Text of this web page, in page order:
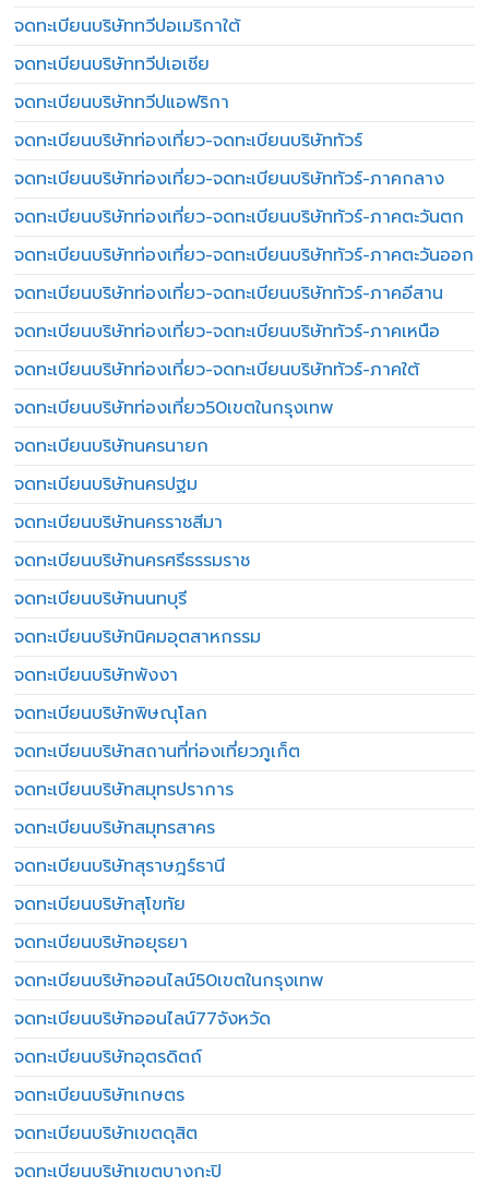
จดทะเบียนบริษัททวีปอเมริกาใต้
จดทะเบียนบริษัททวีปเอเชีย
จดทะเบียนบริษัททวีปแอฟริกา
จดทะเบียนบริษัทท่องเที่ยว-จดทะเบียนบริษัททัวร์
จดทะเบียนบริษัทท่องเที่ยว-จดทะเบียนบริษัททัวร์-ภาคกลาง
จดทะเบียนบริษัทท่องเที่ยว-จดทะเบียนบริษัททัวร์-ภาคตะวันตก
จดทะเบียนบริษัทท่องเที่ยว-จดทะเบียนบริษัททัวร์-ภาคตะวันออก
จดทะเบียนบริษัทท่องเที่ยว-จดทะเบียนบริษัททัวร์-ภาคอีสาน
จดทะเบียนบริษัทท่องเที่ยว-จดทะเบียนบริษัททัวร์-ภาคเหนือ
จดทะเบียนบริษัทท่องเที่ยว-จดทะเบียนบริษัททัวร์-ภาคใต้
จดทะเบียนบริษัทท่องเที่ยว50เขตในกรุงเทพ
จดทะเบียนบริษัทนครนายก
จดทะเบียนบริษัทนครปฐม
จดทะเบียนบริษัทนครราชสีมา
จดทะเบียนบริษัทนครศรีธรรมราช
จดทะเบียนบริษัทนนทบุรี
จดทะเบียนบริษัทนิคมอุตสาหกรรม
จดทะเบียนบริษัทพังงา
จดทะเบียนบริษัทพิษณุโลก
จดทะเบียนบริษัทสถานที่ท่องเที่ยวภูเก็ต
จดทะเบียนบริษัทสมุทรปราการ
จดทะเบียนบริษัทสมุทรสาคร
จดทะเบียนบริษัทสุราษฎร์ธานี
จดทะเบียนบริษัทสุโขทัย
จดทะเบียนบริษัทอยุธยา
จดทะเบียนบริษัทออนไลน์50เขตในกรุงเทพ
จดทะเบียนบริษัทออนไลน์77จังหวัด
จดทะเบียนบริษัทอุตรดิตถ์
จดทะเบียนบริษัทเกษตร
จดทะเบียนบริษัทเขตดุสิต
จดทะเบียนบริษัทเขตบางกะปิ